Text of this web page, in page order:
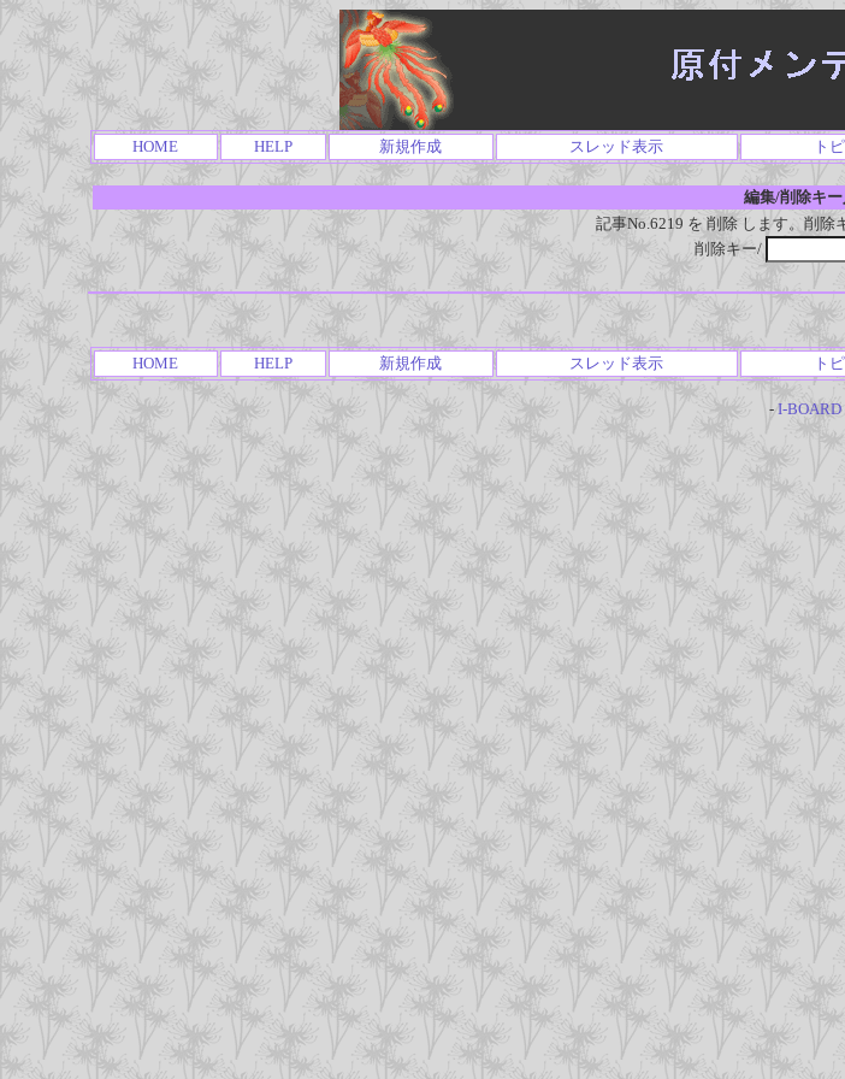
HOME HELP 新規作成 スレッド表示 ト
編集/削除キー
記事No.6219 を 削除 します。削除
削除キー/
HOME HELP 新規作成 スレッド表示 ト
- I-BOARD